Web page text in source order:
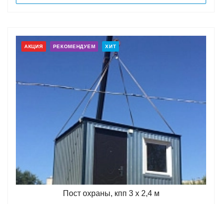
АКЦИЯ РЕКОМЕНДУЕМ ХИТ
Пост охраны, кпп 3 х 2,4 м